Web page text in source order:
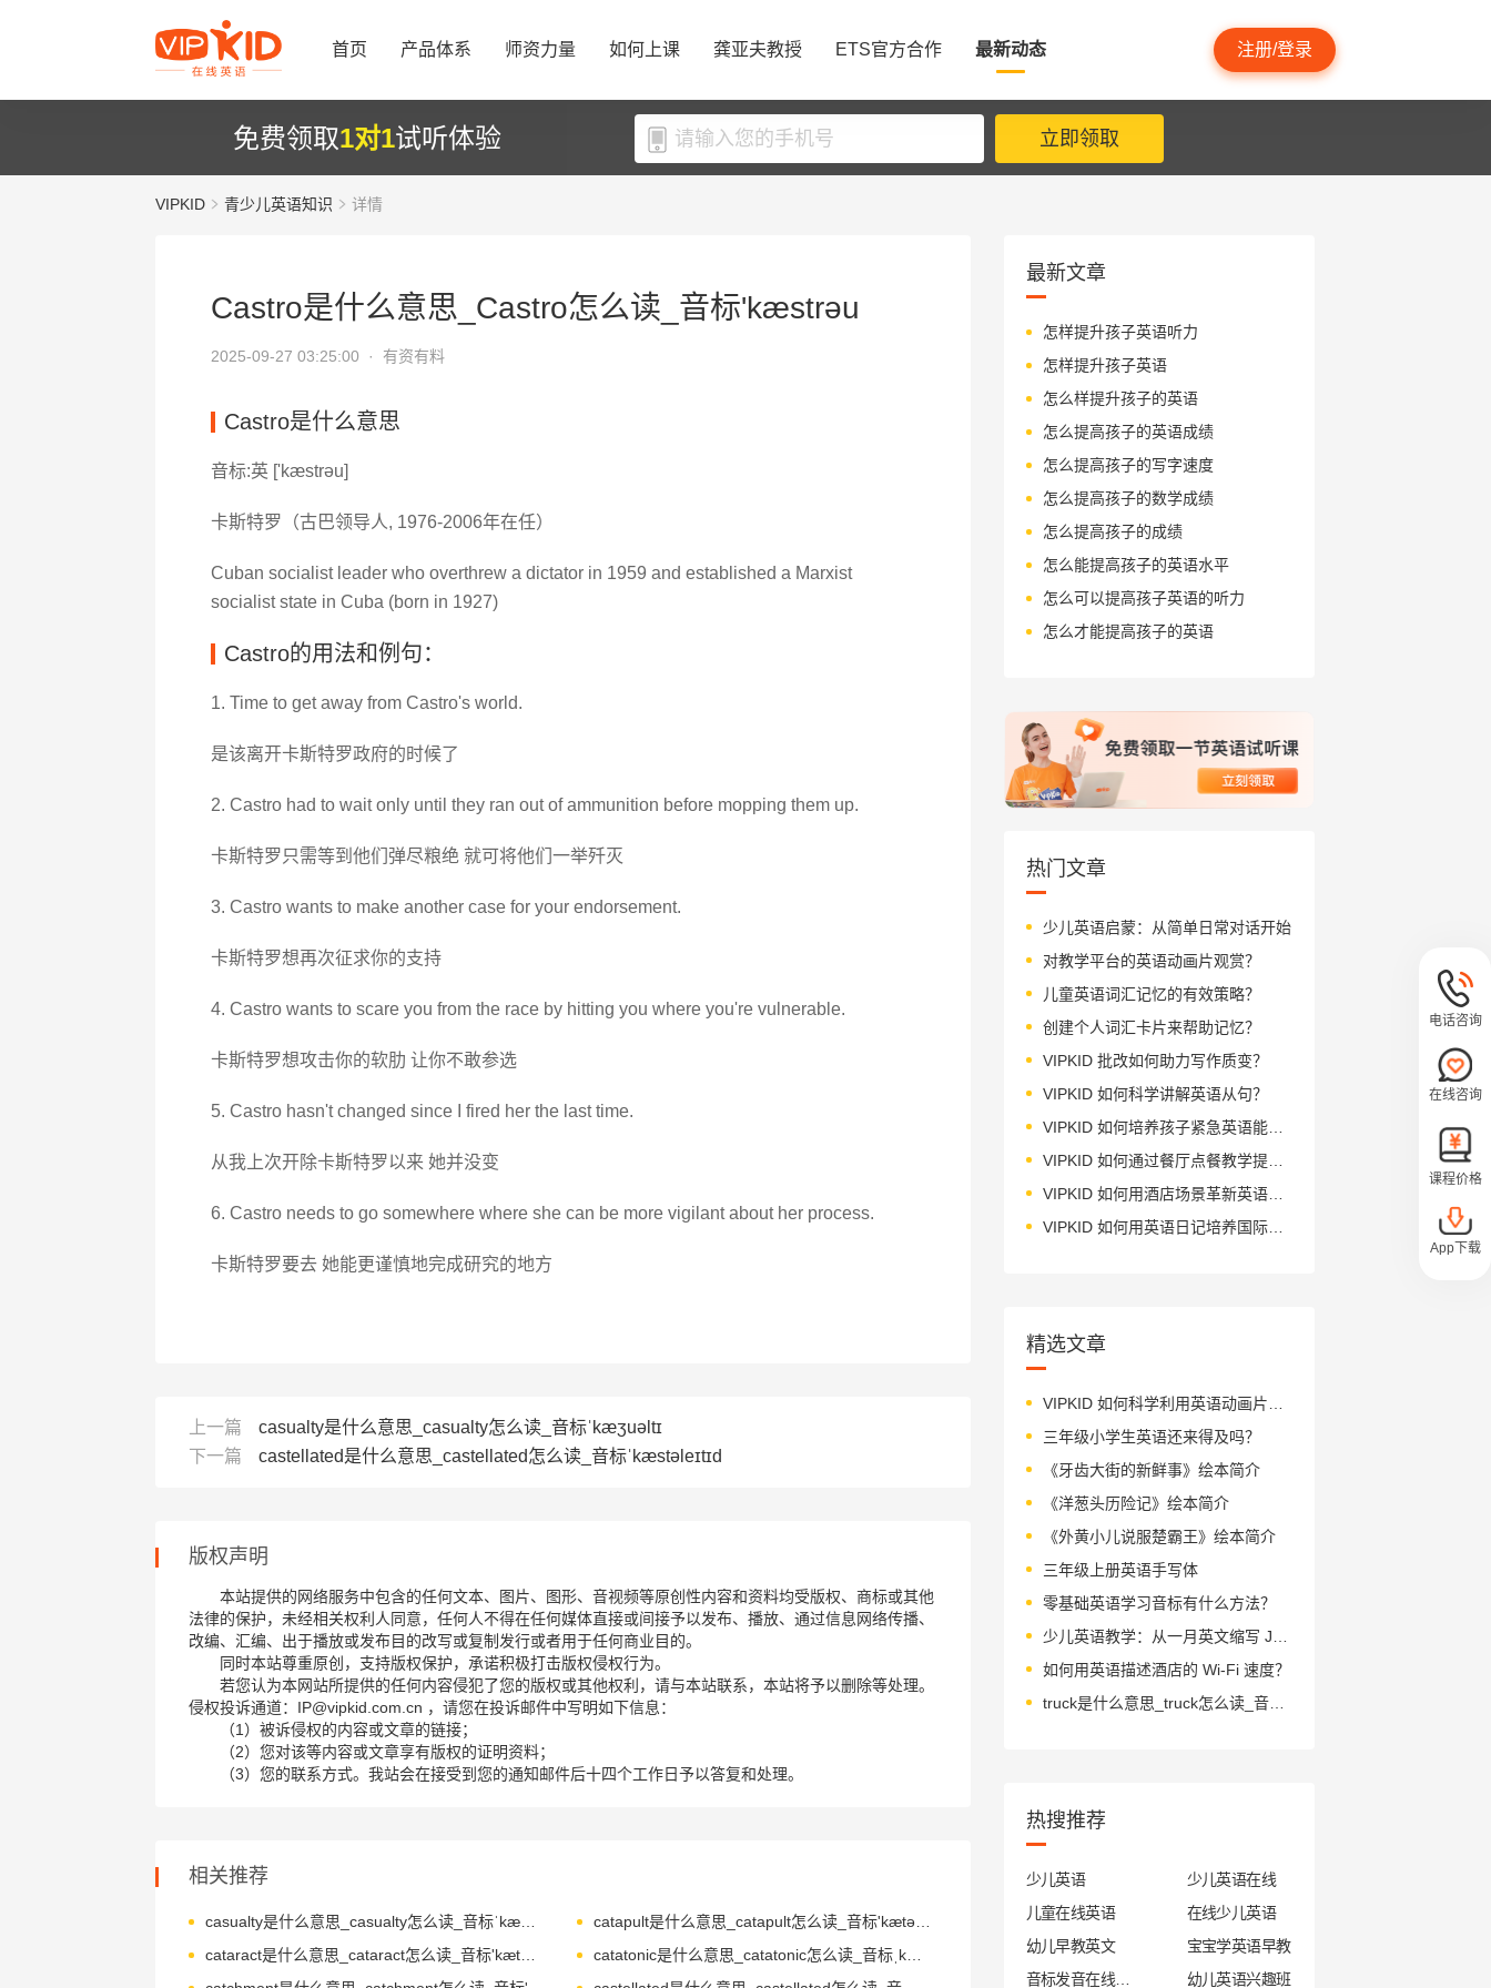
首页 产品体系 师资力量 如何上课 龚亚夫教授 ETS官方合作 最新动态 注册/登录
免费领取1对1试听体验 立即领取
VIPKID 青少儿英语知识 详情
Castro是什么意思_Castro怎么读_音标'kæstrəu
2025-09-27 03:25:00 · 有资有料
Castro是什么意思
音标:英 ['kæstrəu]
卡斯特罗（古巴领导人, 1976-2006年在任）
Cuban socialist leader who overthrew a dictator in 1959 and established a Marxist
socialist state in Cuba (born in 1927)
Castro的用法和例句：
1. Time to get away from Castro's world.
是该离开卡斯特罗政府的时候了
2. Castro had to wait only until they ran out of ammunition before mopping them up.
卡斯特罗只需等到他们弹尽粮绝 就可将他们一举歼灭
3. Castro wants to make another case for your endorsement.
卡斯特罗想再次征求你的支持
4. Castro wants to scare you from the race by hitting you where you're vulnerable.
卡斯特罗想攻击你的软肋 让你不敢参选
5. Castro hasn't changed since I fired her the last time.
从我上次开除卡斯特罗以来 她并没变
6. Castro needs to go somewhere where she can be more vigilant about her process.
卡斯特罗要去 她能更谨慎地完成研究的地方
上一篇
casualty是什么意思_casualty怎么读_音标ˈkæʒuəltɪ
下一篇
castellated是什么意思_castellated怎么读_音标ˈkæstəleɪtɪd
版权声明
本站提供的网络服务中包含的任何文本、图片、图形、音视频等原创性内容和资料均受版权、商标或其他
法律的保护，未经相关权利人同意，任何人不得在任何媒体直接或间接予以发布、播放、通过信息网络传播、
改编、汇编、出于播放或发布目的改写或复制发行或者用于任何商业目的。
同时本站尊重原创，支持版权保护，承诺积极打击版权侵权行为。
若您认为本网站所提供的任何内容侵犯了您的版权或其他权利，请与本站联系，本站将予以删除等处理。
侵权投诉通道：IP@vipkid.com.cn ，请您在投诉邮件中写明如下信息：
（1）被诉侵权的内容或文章的链接；
（2）您对该等内容或文章享有版权的证明资料；
（3）您的联系方式。我站会在接受到您的通知邮件后十四个工作日予以答复和处理。
相关推荐
casualty是什么意思_casualty怎么读_音标ˈkæʒuəltɪ
catapult是什么意思_catapult怎么读_音标'kætəpʌlt
cataract是什么意思_cataract怎么读_音标'kætərækt
catatonic是什么意思_catatonic怎么读_音标ˌkætəˈtɒnɪk
最新文章
怎样提升孩子英语听力
怎样提升孩子英语
怎么样提升孩子的英语
怎么提高孩子的英语成绩
怎么提高孩子的写字速度
怎么提高孩子的数学成绩
怎么提高孩子的成绩
怎么能提高孩子的英语水平
怎么可以提高孩子英语的听力
怎么才能提高孩子的英语
热门文章
少儿英语启蒙：从简单日常对话开始
对教学平台的英语动画片观赏？
儿童英语词汇记忆的有效策略？
创建个人词汇卡片来帮助记忆？
VIPKID 批改如何助力写作质变？
VIPKID 如何科学讲解英语从句？
VIPKID 如何培养孩子紧急英语能力？
VIPKID 如何通过餐厅点餐教学提升少儿英语应用能力？
VIPKID 如何用酒店场景革新英语教学？
VIPKID 如何用英语日记培养国际化人才？
精选文章
三年级小学生英语还来得及吗？
《牙齿大街的新鲜事》绘本简介
《洋葱头历险记》绘本简介
《外黄小儿说服楚霸王》绘本简介
三年级上册英语手写体
零基础英语学习音标有什么方法？
如何用英语描述酒店的 Wi-Fi 速度？
truck是什么意思_truck怎么读_音标trʌk
热搜推荐
少儿英语
少儿英语在线
儿童在线英语
在线少儿英语
幼儿早教英文
宝宝学英语早教
幼儿英语兴趣班
电话咨询
在线咨询
课程价格
App下载